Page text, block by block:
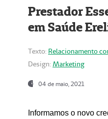
Prestador
em Saúde
Texto: Relacionamento
Design: Marketing
04 de maio, 2021
Informamos o novo